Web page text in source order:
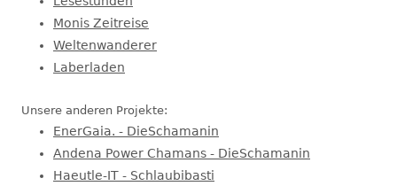
Monis Zeitreise
Weltenwanderer
Laberladen
Unsere anderen Projekte:
EnerGaia. - DieSchamanin
Andena Power Chamans - DieSchamanin
Haeutle-IT - Schlaubibasti